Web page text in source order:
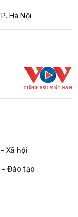
Hà Nội
Xã hội
- Đào tạo